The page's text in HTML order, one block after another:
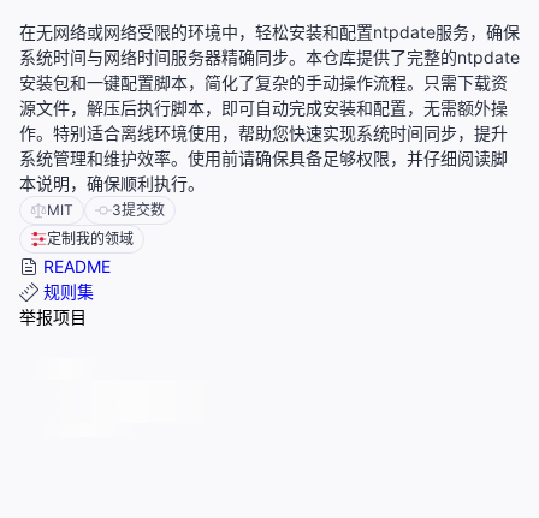
在无网络或网络受限的环境中，轻松安装和配置ntpdate服务，确保
系统时间与网络时间服务器精确同步。本仓库提供了完整的ntpdate
安装包和一键配置脚本，简化了复杂的手动操作流程。只需下载资
源文件，解压后执行脚本，即可自动完成安装和配置，无需额外操
作。特别适合离线环境使用，帮助您快速实现系统时间同步，提升
系统管理和维护效率。使用前请确保具备足够权限，并仔细阅读脚
本说明，确保顺利执行。
MIT 3提交数
定制我的领域
README
规则集
举报项目